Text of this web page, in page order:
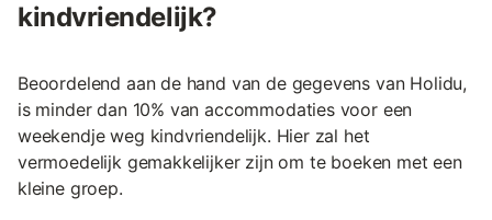
kindvriendelijk?
Beoordelend aan de hand van de gegevens van Holidu,
is minder dan 10% van accommodaties voor een
weekendje weg kindvriendelijk. Hier zal het
vermoedelijk gemakkelijker zijn om te boeken met een
kleine groep.